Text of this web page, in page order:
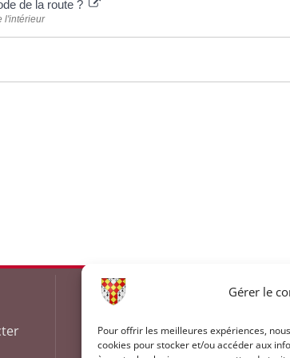
Gérer le
Pour offrir les meilleures expériences,
cookies pour stocker et/ou accéder aux
de la route ?
l'intérieur
Du Lundi au Vendredi
de 9h00 à 12h00